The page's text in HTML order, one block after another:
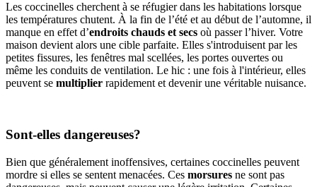
Les coccinelles cherchent à se réfugier dans les habitations lorsque
les températures chutent. À la fin de l’été et au début de l’automne, il
manque en effet d’endroits chauds et secs où passer l’hiver. Votre
maison devient alors une cible parfaite. Elles s'introduisent par les
petites fissures, les fenêtres mal scellées, les portes ouvertes ou
même les conduits de ventilation. Le hic : une fois à l'intérieur, elles
peuvent se multiplier rapidement et devenir une véritable nuisance.
Sont-elles dangereuses?
Bien que généralement inoffensives, certaines coccinelles peuvent
mordre si elles se sentent menacées. Ces morsures ne sont pas